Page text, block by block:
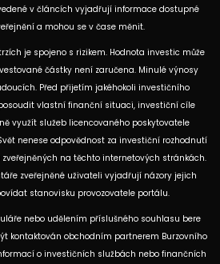
v článcích vyjadřují informace dostupné
a mohou se v čase měnit.
je spojeno s rizikem. Hodnota investic může
částky není zaručena. Minulé výnosy
Před přijetím jakéhokoli investičního
vlastní finanční situaci, investiční cíle
využít služeb licencovaného poskytovatele
nenese odpovědnost za investiční rozhodnutí
na těchto internetových stránkách.
zveřejněné uživateli vyjadřují názory jejich
stanovisku provozovatele portálu.
nebo udělením příslušného souhlasu bere
kontaktován obchodním partnerem Burzovního
o investičních službách nebo finančních